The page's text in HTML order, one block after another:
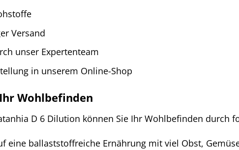
Versand
unser Expertenteam
in unserem Online-Shop
Wohlbefinden
D 6 Dilution können Sie Ihr Wohlbefinden durch
eine ballaststoffreiche Ernährung mit viel Obst,